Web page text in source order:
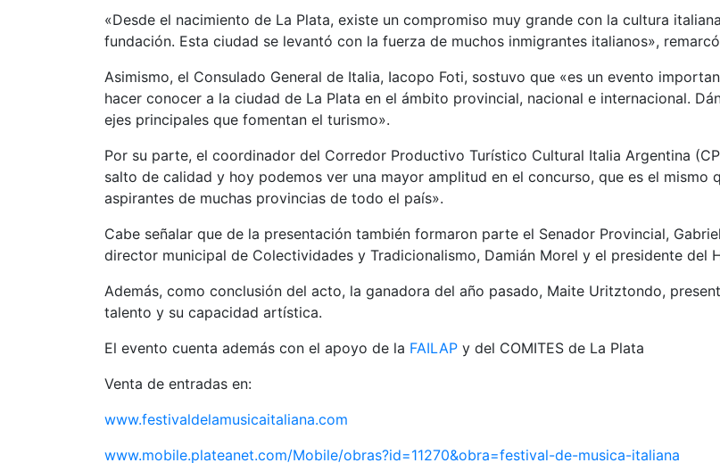
«Desde el nacimiento de La Plata, existe un compromiso muy grande con la cultura
fundación. Esta ciudad se levantó con la fuerza de muchos inmigrantes italianos»,
Asimismo, el Consulado General de Italia, Iacopo Foti, sostuvo que «es un evento
hacer conocer a la ciudad de La Plata en el ámbito provincial, nacional e internacional.
ejes principales que fomentan el turismo».
Por su parte, el coordinador del Corredor Productivo Turístico Cultural Italia Argentina
salto de calidad y hoy podemos ver una mayor amplitud en el concurso, que es el mismo
aspirantes de muchas provincias de todo el país».
Cabe señalar que de la presentación también formaron parte el Senador Provincial,
director municipal de Colectividades y Tradicionalismo, Damián Morel y el presidente del
Además, como conclusión del acto, la ganadora del año pasado, Maite Uritztondo,
talento y su capacidad artística.
El evento cuenta además con el apoyo de la FAILAP y del COMITES de La Plata
Venta de entradas en:
www.festivaldelamusicaitaliana.com
www.mobile.plateanet.com/Mobile/obras?id=11270&obra=festival-de-musica-italiana